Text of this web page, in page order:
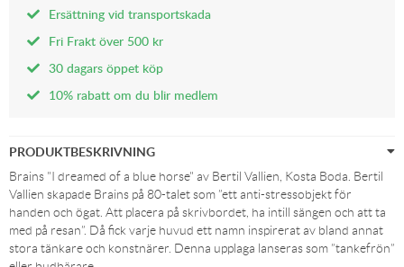
Ersättning vid transportskada
Fri Frakt över 500 kr
30 dagars öppet köp
10% rabatt om du blir medlem
PRODUKTBESKRIVNING
Brains "I dreamed of a blue horse" av Bertil Vallien, Kosta Boda. Bertil
Vallien skapade Brains på 80-talet som ”ett anti-stressobjekt för
handen och ögat. Att placera på skrivbordet, ha intill sängen och att ta
med på resan”. Då fick varje huvud ett namn inspirerat av bland annat
stora tänkare och konstnärer. Denna upplaga lanseras som ”tankefrön”